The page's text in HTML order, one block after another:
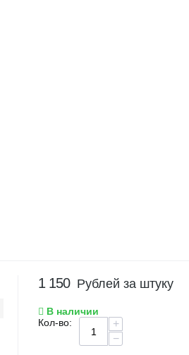
1 150 Рублей за штуку
В наличии
Кол-во:
+
−